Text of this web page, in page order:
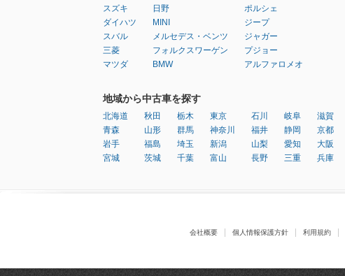
スズキ
ダイハツ
スバル
三菱
マツダ
日野
MINI
メルセデス・ベンツ
フォルクスワーゲン
BMW
ポルシェ
ジープ
ジャガー
プジョー
アルファロメオ
地域から中古車を探す
北海道
青森
岩手
宮城
秋田
山形
福島
茨城
栃木
群馬
埼玉
千葉
東京
神奈川
新潟
富山
石川
福井
山梨
長野
岐阜
静岡
愛知
三重
滋賀
京都
大阪
兵庫
会社概要 個人情報保護方針 利用規約